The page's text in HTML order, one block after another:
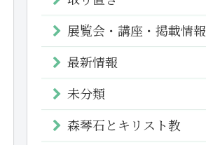
展覧会・講座・掲載情報
最新情報
未分類
森琴石とキリスト教